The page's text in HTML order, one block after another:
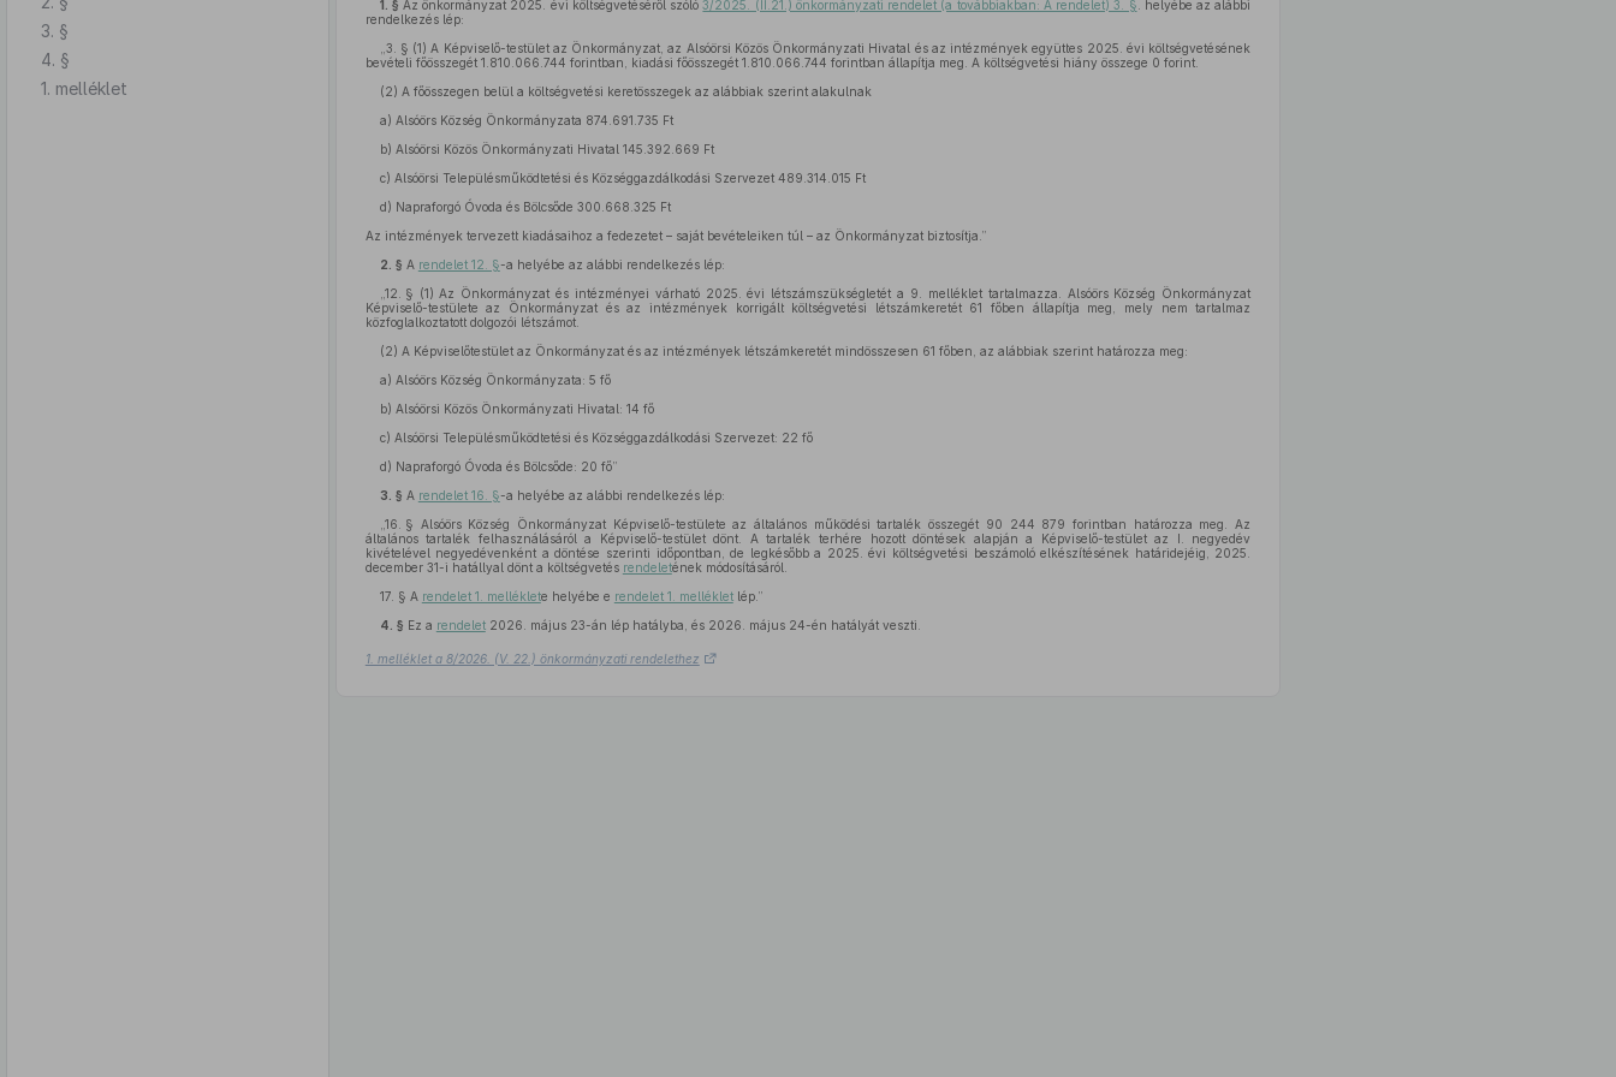
3. §
4. §
1. melléklet
1. § Az önkormányzat 2025. évi költségvetéséről szóló3/2025. (II.21.) önkormányzati rendelet (a továbbiakban: A rendelet) 3. § . helyébe az alábbi
rendelkezés lép:
„3. § (1) A Képviselő-testület az Önkormányzat, az Alsóörsi Közös Önkormányzati Hivatal és az intézmények együttes 2025. évi költségvetésének
bevételi főösszegét 1.810.066.744 forintban, kiadási főösszegét 1.810.066.744 forintban állapítja meg. A költségvetési hiány összege 0 forint.
(2) A főösszegen belül a költségvetési keretösszegek az alábbiak szerint alakulnak
a) Alsóörs Község Önkormányzata 874.691.735 Ft
b) Alsóörsi Közös Önkormányzati Hivatal 145.392.669 Ft
c) Alsóörsi Településműködtetési és Községgazdálkodási Szervezet 489.314.015 Ft
d) Napraforgó Óvoda és Bölcsőde 300.668.325 Ft
Az intézmények tervezett kiadásaihoz a fedezetet – saját bevételeiken túl – az Önkormányzat biztosítja.”
2. § A rendelet 12. §-a helyébe az alábbi rendelkezés lép:
„12. § (1) Az Önkormányzat és intézményei várható 2025. évi létszámszükségletét a 9. melléklet tartalmazza. Alsóörs Község Önkormányzat
Képviselő-testülete az Önkormányzat és az intézmények korrigált költségvetési létszámkeretét 61 főben állapítja meg, mely nem tartalmaz
közfoglalkoztatott dolgozói létszámot.
(2) A Képviselőtestület az Önkormányzat és az intézmények létszámkeretét mindösszesen 61 főben, az alábbiak szerint határozza meg:
a) Alsóörs Község Önkormányzata: 5 fő
b) Alsóörsi Közös Önkormányzati Hivatal: 14 fő
c) Alsóörsi Településműködtetési és Községgazdálkodási Szervezet: 22 fő
d) Napraforgó Óvoda és Bölcsőde: 20 fő”
3. § A rendelet 16. §-a helyébe az alábbi rendelkezés lép:
„16. § Alsóörs Község Önkormányzat Képviselő-testülete az általános működési tartalék összegét 90 244 879 forintban határozza meg. Az
általános tartalék felhasználásáról a Képviselő-testület dönt. A tartalék terhére hozott döntések alapján a Képviselő-testület az I. negyedév
kivételével negyedévenként a döntése szerinti időpontban, de legkésőbb a 2025. évi költségvetési beszámoló elkészítésének határidejéig, 2025.
december 31-i hatállyal dönt a költségvetés rendeletének módosításáról.
17. § A rendelet 1. melléklete helyébe e rendelet 1. mellékletlép.”
4. § Ez a rendelet2026. május 23-án lép hatályba, és 2026. május 24-én hatályát veszti.
1. melléklet a 8/2026. (V. 22.) önkormányzati rendelethez